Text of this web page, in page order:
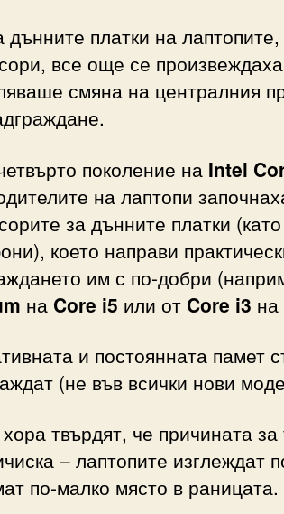
дънните платки на
все още се
смяна на централния
поколение на Intel
на лаптопи
за дънните платки
което направи
им с по-добри
на Core i5 или от Core i3 на
и постоянната памет
(не във всички нови
твърдят, че причината за
– лаптопите изглеждат
по-малко място в раницата.